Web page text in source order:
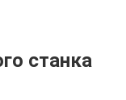
станка